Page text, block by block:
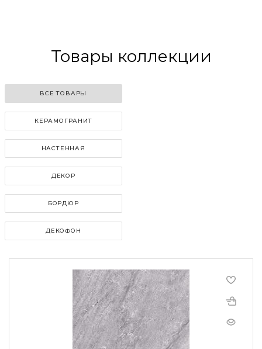
Товары коллекции
ВСЕ ТОВАРЫ
КЕРАМОГРАНИТ
НАСТЕННАЯ
ДЕКОР
БОРДЮР
ДЕКОФОН